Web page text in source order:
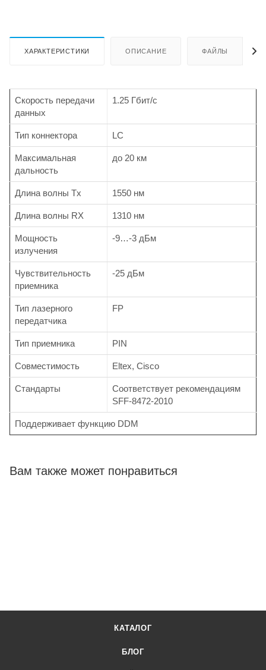
ХАРАКТЕРИСТИКИ ОПИСАНИЕ ФАЙЛЫ
Скорость передачи
данных
1.25 Гбит/с
Тип коннектора LC
Максимальная
дальность
до 20 км
Длина волны Tx 1550 нм
Длина волны RX 1310 нм
Мощность
излучения
-9…-3 дБм
Чувствительность
приемника
-25 дБм
Тип лазерного
передатчика
FP
Тип приемника PIN
Совместимость Eltex, Cisco
Стандарты
Соответствует рекомендациям
SFF-8472-2010
Поддерживает функцию DDM
Вам также может понравиться
КАТАЛОГ
БЛОГ